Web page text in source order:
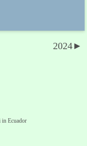
2024►
Ecuador